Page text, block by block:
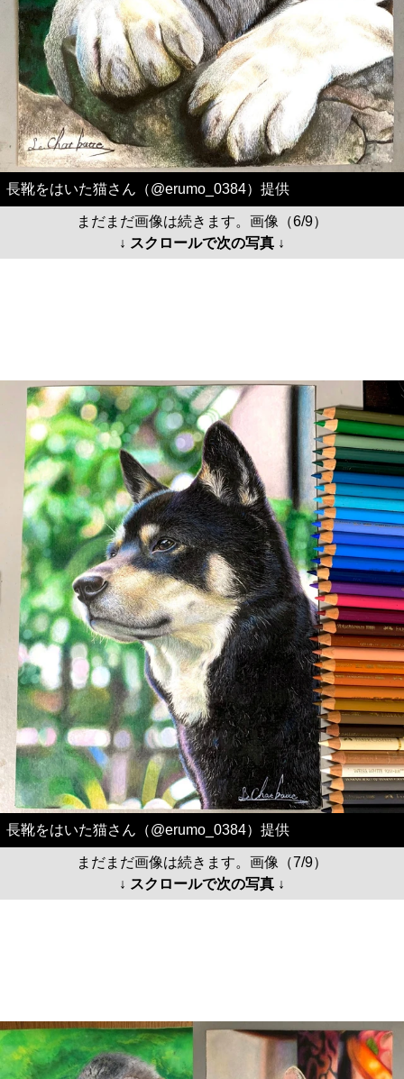
長靴をはいた猫さん（@erumo_0384）提供
まだまだ画像は続きます。画像（6/9）
↓ スクロールで次の写真 ↓
長靴をはいた猫さん（@erumo_0384）提供
まだまだ画像は続きます。画像（7/9）
↓ スクロールで次の写真 ↓